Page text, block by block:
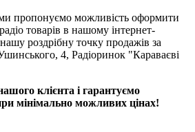
пропонуємо можливість оформити
товарів в нашому інтернет-
роздрібну точку продажів за
4, Радіоринок "Караваєві
клієнта і гарантуємо
мінімально можливих цінах!